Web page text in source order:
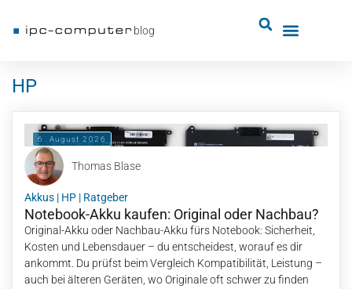
blog
HP
6. August 2026
Thomas Blase
Akkus | HP | Ratgeber
Notebook-Akku kaufen: Original oder Nachbau?
Original-Akku oder Nachbau-Akku fürs Notebook: Sicherheit,
Kosten und Lebensdauer – du entscheidest, worauf es dir
ankommt. Du prüfst beim Vergleich Kompatibilität, Leistung –
auch bei älteren Geräten, wo Originale oft schwer zu finden